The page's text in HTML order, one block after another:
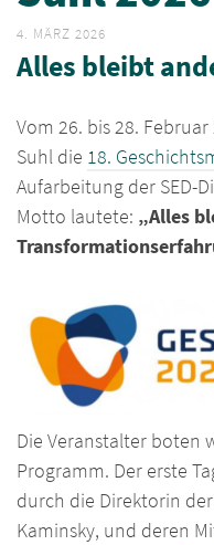
4. MÄRZ 2026
Alles bleibt
Vom 26. bis 28.
Suhl die 18.
Aufarbeitung der SED-
Motto lautete: „Alles
Die Veranstalter boten
Programm. Der erste
durch die Direktorin
Kaminsky, und deren